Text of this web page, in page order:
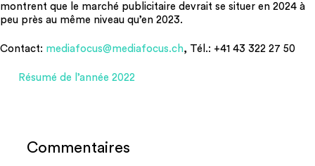
montrent que le marché publicitaire devrait se situer en 2024 à
peu près au même niveau qu’en 2023.
Contact: mediafocus@mediafocus.ch, Tél.: +41 43 322 27 50
Résumé de l’année 2022
Commentaires